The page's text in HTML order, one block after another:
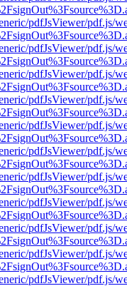
pdfJsViewer/pdf.js/
pdfJsViewer/pdf.js/
pdfJsViewer/pdf.js/
pdfJsViewer/pdf.js/
pdfJsViewer/pdf.js/
pdfJsViewer/pdf.js/
pdfJsViewer/pdf.js/
pdfJsViewer/pdf.js/
pdfJsViewer/pdf.js/
pdfJsViewer/pdf.js/
pdfJsViewer/pdf.js/